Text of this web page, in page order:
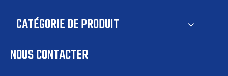
CATÉGORIE DE PRODUIT
NOUS CONTACTER